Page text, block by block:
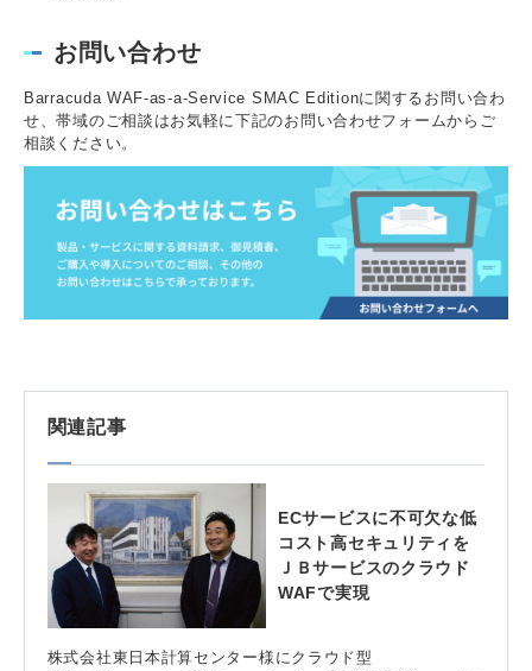
お問い合わせ
Barracuda WAF-as-a-Service SMAC Editionに関するお問い合わ
せ、帯域のご相談はお気軽に下記のお問い合わせフォームからご
相談ください。
関連記事
ECサービスに不可欠な低
コスト高セキュリティを
ＪＢサービスのクラウド
WAFで実現
株式会社東日本計算センター様にクラウド型